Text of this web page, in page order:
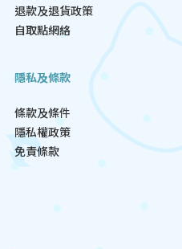
退款及退貨政策
自取點網絡
隱私及條款
條款及條件
隱私權政策
免責條款